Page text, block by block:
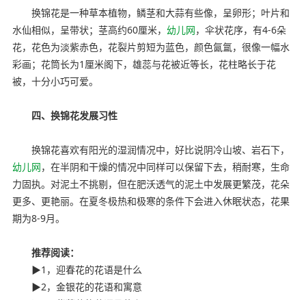
换锦花是一种草本植物，鳞茎和大蒜有些像，呈卵形；叶片和
水仙相似，呈带状；茎高约60厘米， 幼儿网，伞状花序，有4-6朵
花，花色为淡紫赤色，花裂片剪短为蓝色，颜色氤氲，很像一幅水
彩画；花筒长为1厘米阁下，雄蕊与花被近等长，花柱略长于花
被，十分小巧可爱。
四、换锦花发展习性
换锦花喜欢有阳光的湿润情况中，好比说阴冷山坡、岩石下，
幼儿网，在半阴和干燥的情况中同样可以保留下去，稍耐寒，生命
力固执。对泥土不挑剔，但在肥沃透气的泥土中发展更繁茂，花朵
更多、更艳丽。在夏冬极热和极寒的条件下会进入休眠状态，花果
期为8-9月。
推荐阅读：
▶1，迎春花的花语是什么
▶2，金银花的花语和寓意